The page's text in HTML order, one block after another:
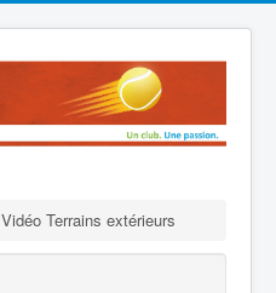
Vidéo Terrains extérieurs